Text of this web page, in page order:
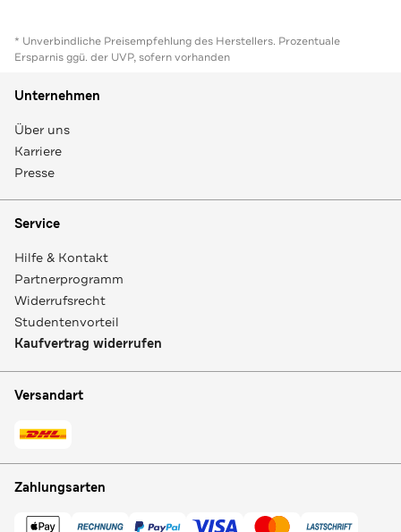
* Unverbindliche Preisempfehlung des Herstellers. Prozentuale
Ersparnis ggü. der UVP, sofern vorhanden
Unternehmen
Über uns
Karriere
Presse
Service
Hilfe & Kontakt
Partnerprogramm
Widerrufsrecht
Studentenvorteil
Kaufvertrag widerrufen
Versandart
Zahlungsarten